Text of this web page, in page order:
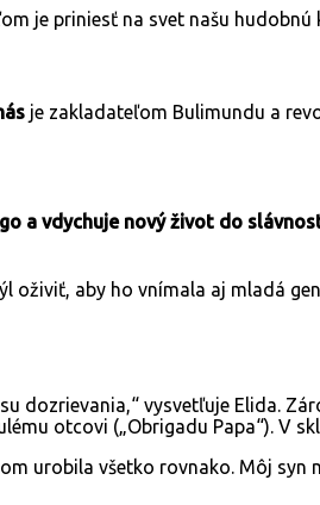
je priniesť na svet našu
je zakladateľom Bulimundu a
a vdychuje nový život do
oživiť, aby ho vnímala aj mladá
dozrievania,“ vysvetľuje Elida.
otcovi („Obrigadu Papa“). V
urobila všetko rovnako. Môj